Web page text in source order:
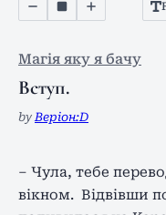
Магія яку я бачу
Вступ.
by Веріон:D
– Чула, тебе
вікном. Відвівши